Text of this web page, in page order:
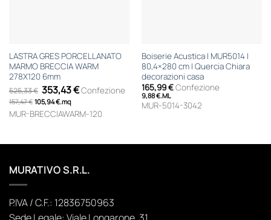
LASTRA GRES PORCELLANATO
MARMO BRECCIA WARM
278X120 6mm
525,33€ Il
prezzo
originale
era:
525,33 €.
353,43€Il
prezzo
è:
353,43 €.
Confezione
157,47€ 105,94€.mq
MUR-BRECCIAWARM-120
Boiserie Acustica | MUR5014 |
80,4×280 cm | Quercia Chiara
decorazioni casa
165,99€Confezione
9,88€.ML
MUR-5014-3042
MURATIVO S.R.L.
P.IVA / C.F.: 12836750963